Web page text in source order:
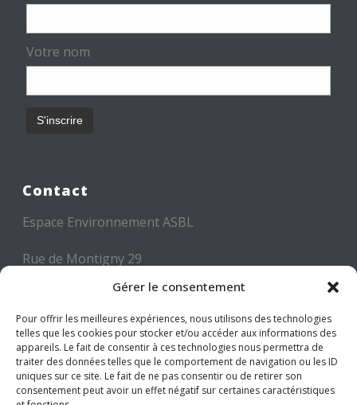
Gérer le consentement
Pour offrir les meilleures expériences, nous utilisons des technologies
telles que les cookies pour stocker et/ou accéder aux informations des
appareils. Le fait de consentir à ces technologies nous permettra de
traiter des données telles que le comportement de navigation ou les ID
uniques sur ce site. Le fait de ne pas consentir ou de retirer son
consentement peut avoir un effet négatif sur certaines caractéristiques
Votre nom
Contact
Espace Environnement ASBL
Rue de Montigny 29
6000 CHARLEROI
Tél: +32 71 300 300
Mail: info@espace-environnement.be
TVA BE 0416.116.340